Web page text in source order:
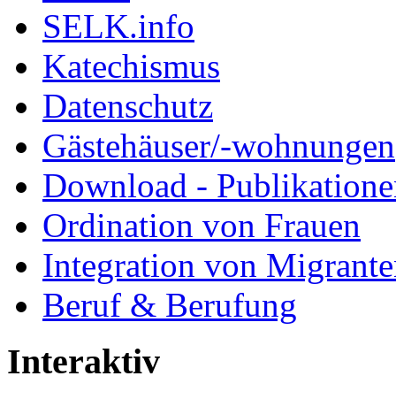
SELK.info
Katechismus
Datenschutz
Gästehäuser/-wohnungen
Download -
Ordination von Frauen
Integration von
Beruf & Berufung
Interaktiv